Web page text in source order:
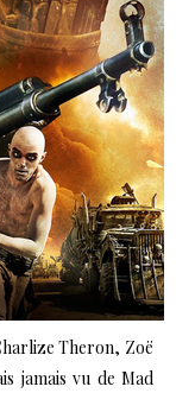
Theron, Zoë
jamais vu de Mad